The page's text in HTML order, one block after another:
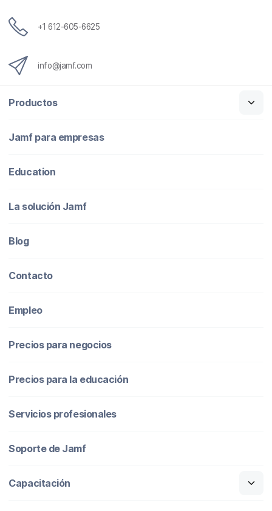
+1 612-605-6625
info@jamf.com
Productos
Jamf para empresas
Education
La solución Jamf
Blog
Contacto
Empleo
Precios para negocios
Precios para la educación
Servicios profesionales
Soporte de Jamf
Capacitación